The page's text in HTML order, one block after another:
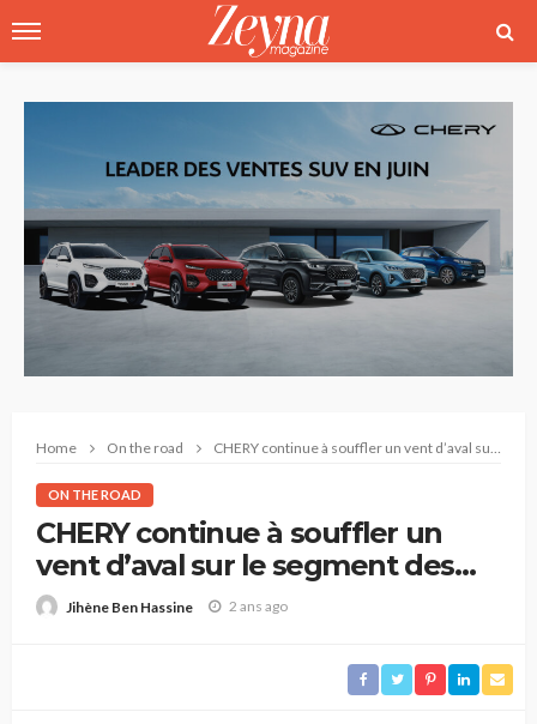
Home On the road CHERY continue à souffler un vent d’aval sur le segment des SUV
ON THE ROAD
CHERY continue à souffler un
vent d’aval sur le segment des
SUVJihène Ben Hassine 2 ans ago